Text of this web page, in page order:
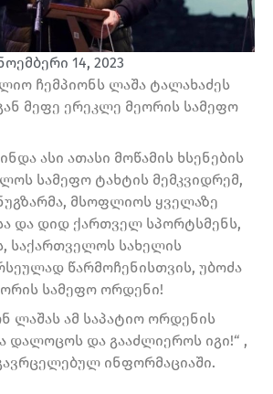
14, 2023
ჩემპიონს ლაშა ტალახაძეს
მეფე ერეკლე მეორის სამეფო
ასი ათასი მოწამის ხსენების
სამეფო ტახტის მემკვიდრემ,
მსოფლიოს ყველაზე
და დიდ ქართველ სპორტსმენს,
საქართველოს სახელის
წარმოჩენისთვის, უბოძა
სამეფო ორდენი!
ლაშას ამ საპატიო ორდენის
დალოცოს და გააძლიეროს იგი!“ ,
ინფორმაციაში.